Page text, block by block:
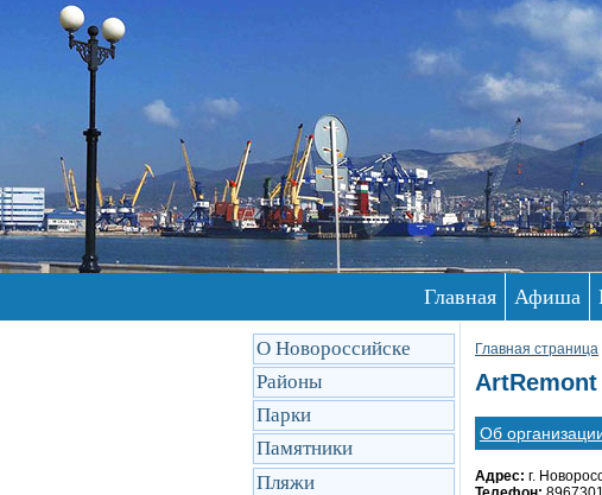
Главная Афиша
О Новороссийске
Районы
Парки
Памятники
Пляжи
Главная страница
Об
Адрес: г.